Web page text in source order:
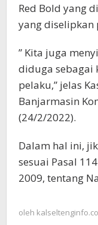
Red Bold yang
yang diselipkan
” Kita juga
diduga sebagai
pelaku,” jelas
Banjarmasin
(24/2/2022).
Dalam hal ini,
sesuai Pasal
2009, tentang
oleh